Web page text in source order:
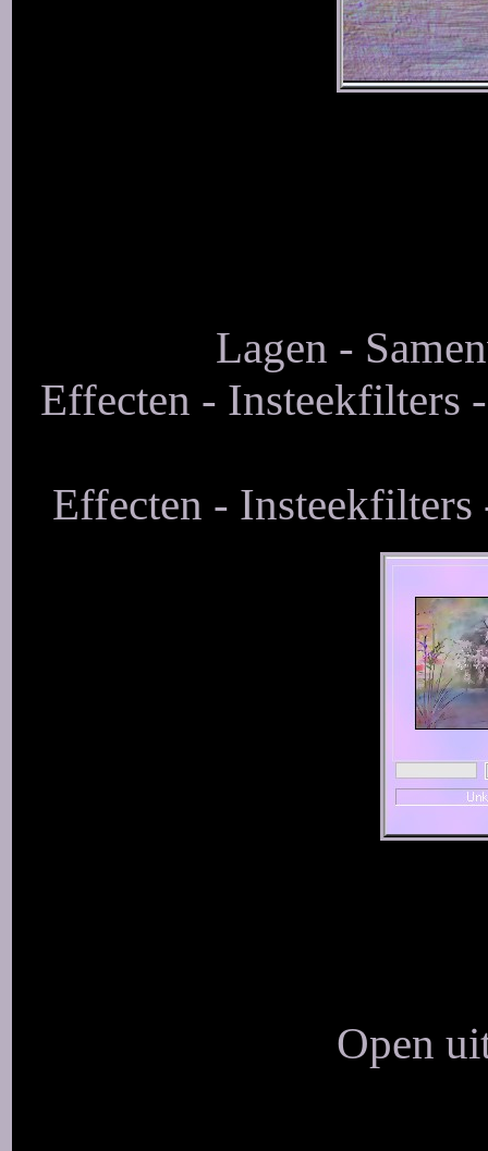
Lagen -
Effecten - Insteekfilters
Effecten -
Open